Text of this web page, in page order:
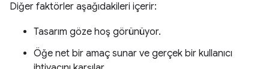
Diğer faktörler aşağıdakileri içerir:
Tasarım göze hoş görünüyor.
Öğe net bir amaç sunar ve gerçek bir kullanıcı